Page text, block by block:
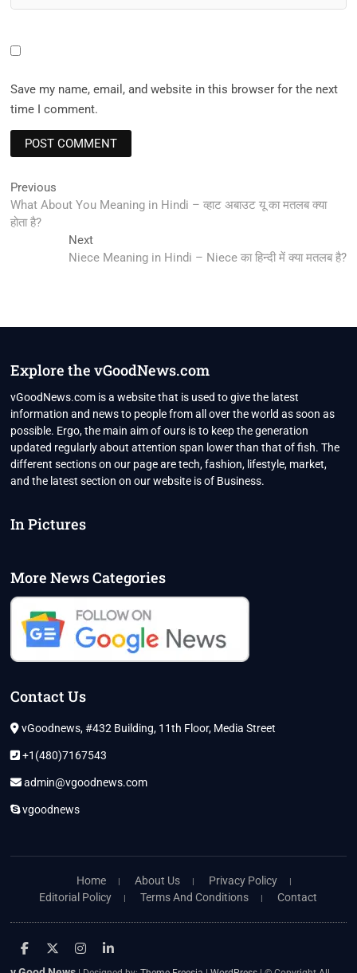
Save my name, email, and website in this browser for the next
time I comment.
Post
navigation
Previous
post:
What About You Meaning in Hindi – व्हाट अबाउट यू का मतलब क्या
होता है?
NextNext
post:
Niece Meaning in Hindi – Niece का हिन्दी में क्या मतलब है?
Explore the vGoodNews.com
vGoodNews.com is a website that is used to give the latest
information and news to people from all over the world as soon as
possible. Ergo, the main aim of ours is to keep the generation
updated regularly about attention span lower than that of fish. The
different sections on our page are tech, fashion, lifestyle, market,
and the latest section on our website is of Business.
In Pictures
More News Categories
Contact Us
vGoodnews, #432 Building, 11th Floor, Media Street
+1(480)7167543
admin@vgoodnews.com
vgoodnews
Home About Us
Privacy Policy
Editorial Policy
Terms And Conditions Contact
facebook
twitter
instagram
linkedin